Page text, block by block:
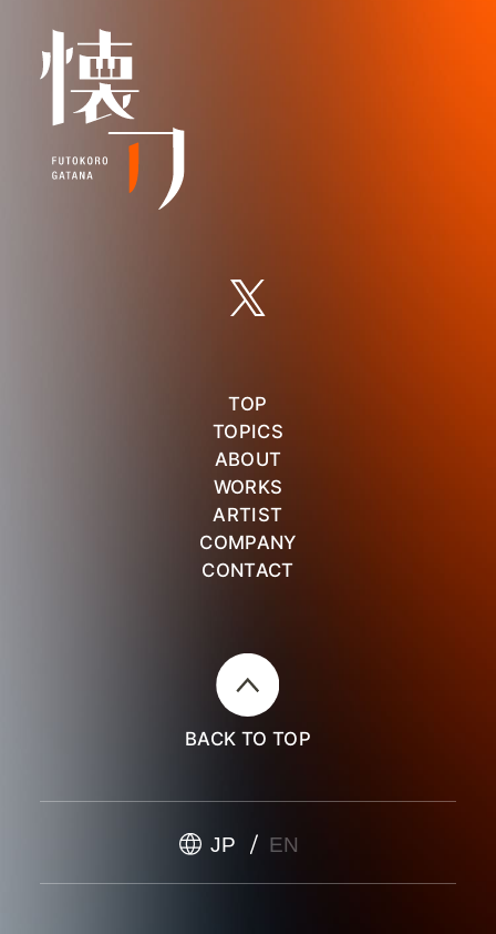
TOP
TOPICS
ABOUT
WORKS
ARTIST
COMPANY
CONTACT
BACK TO TOP
EN
JP